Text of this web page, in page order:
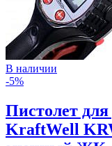
В наличии
-5%
Пистолет для
KraftWell